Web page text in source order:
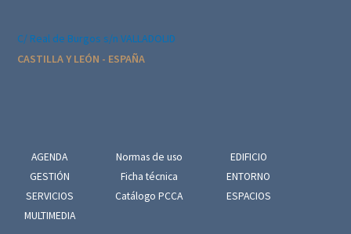
E
v
C/ Real de Burgos s/n VALLADOLID
CASTILLA Y LEÓN - ESPAÑA
AGENDA
GESTIÓN
SERVICIOS
MULTIMEDIA
Normas de uso
Ficha técnica
Catálogo PCCA
EDIFICIO
ENTORNO
ESPACIOS